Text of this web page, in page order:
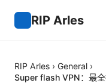
RIP Arles
RIP Arles › General ›
Super flash VPN：最